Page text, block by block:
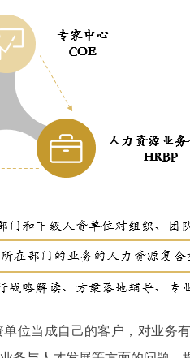
位当成自己的客户，对业务